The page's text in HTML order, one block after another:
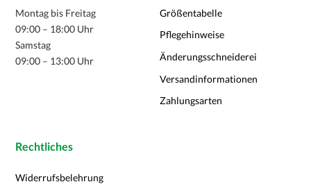
Montag bis Freitag
09:00 – 18:00 Uhr
Samstag
09:00 – 13:00 Uhr
Größentabelle
Pflegehinweise
Änderungsschneiderei
Versandinformationen
Zahlungsarten
Rechtliches
Widerrufsbelehrung